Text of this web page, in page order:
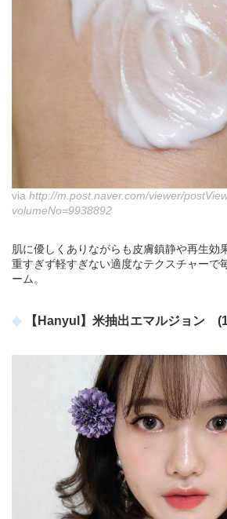
via http://m.post.naver.com/viewer/
volumeNo=9938892
肌に優しくありながらも皮膚鎮静や再生効
重すぎず軽すぎない適度なテクスチャーで
ーム。
【Hanyul】米抽出エマルジョン